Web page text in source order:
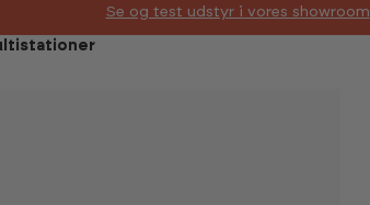
Se og test udstyr i vores showroom